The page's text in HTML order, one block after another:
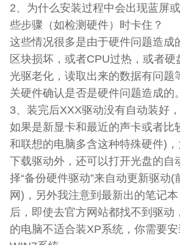
2、为什么安装过程中会出现蓝屏
些步骤（如检测硬件）时卡住？
这些情况很多是由于硬件问题造成
区块损坏，或者CPU过热，或者
光驱老化，读取出来的数据有问题
关硬件确认是否是硬件问题造成的。
3、装完后XXX驱动没有自动装好
如果是新显卡和最近的声卡或者比
和联想的电脑多含这种特殊硬件)
下载驱动外，还可以打开光盘的自
择“备份硬件驱动”来自动更新驱动(
网)，另外我注意到最新出的笔记
后，即使去官方网站都找不到驱动
的电脑不适合装XP系统，你需要